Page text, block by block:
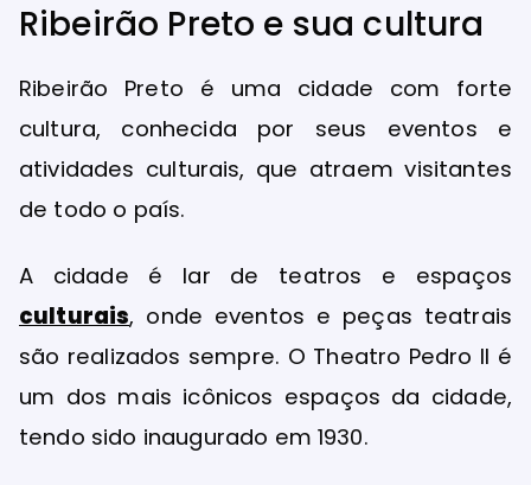
Ribeirão Preto e sua cultura
Ribeirão Preto é uma cidade com forte
cultura, conhecida por seus eventos e
atividades culturais, que atraem visitantes
de todo o país.
A cidade é lar de teatros e espaços
culturais, onde eventos e peças teatrais
são realizados sempre. O Theatro Pedro II é
um dos mais icônicos espaços da cidade,
tendo sido inaugurado em 1930.